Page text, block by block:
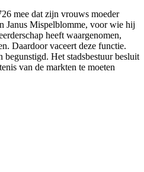
mee dat zijn vrouws moeder
Janus Mispelblomme, voor wie hij
heeft waargenomen,
Daardoor vaceert deze functie.
Het stadsbestuur besluit
van de markten te moeten